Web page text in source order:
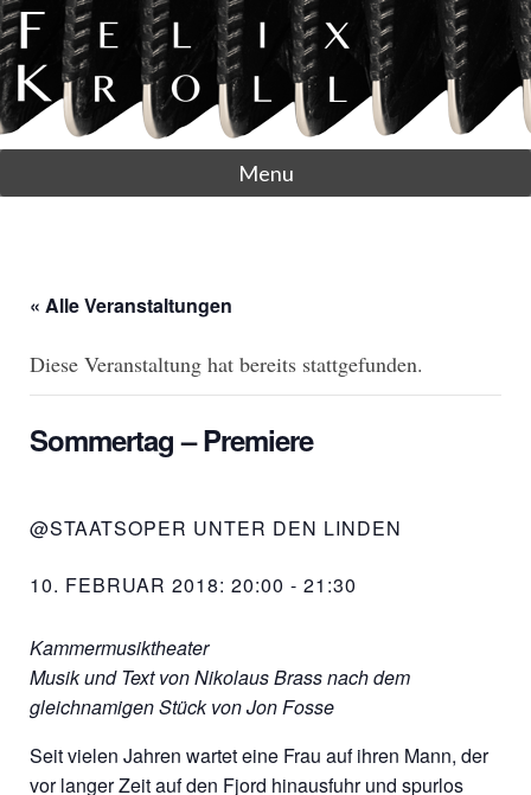
Menu
« Alle Veranstaltungen
Diese Veranstaltung hat bereits stattgefunden.
Sommertag – Premiere
@STAATSOPER UNTER DEN LINDEN
10. FEBRUAR 2018: 20:00 - 21:30
Kammermusiktheater
Musik und Text von Nikolaus Brass nach dem
gleichnamigen Stück von Jon Fosse
Seit vielen Jahren wartet eine Frau auf ihren Mann, der
vor langer Zeit auf den Fjord hinausfuhr und spurlos